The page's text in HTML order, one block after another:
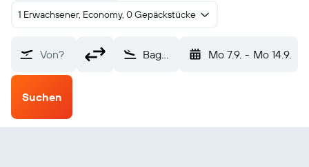
1 Erwachsener, Economy, 0 Gepäckstücke
Von? Bagdogra (IXB) Mo 7.9. - Mo 14.9.
Suchen